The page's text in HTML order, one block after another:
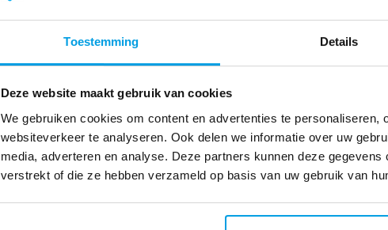
Toestemming Details
Deze website maakt gebruik van cookies
We gebruiken cookies om content en advertenties te
websiteverkeer te analyseren. Ook delen we informatie over uw
media, adverteren en analyse. Deze partners kunnen deze
verstrekt of die ze hebben verzameld op basis van uw gebruik van